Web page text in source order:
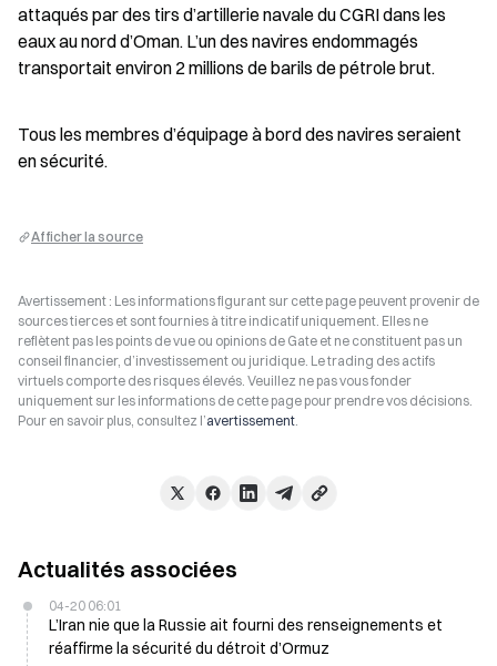
attaqués par des tirs d’artillerie navale du CGRI dans les
eaux au nord d’Oman. L’un des navires endommagés
transportait environ 2 millions de barils de pétrole brut.
Tous les membres d’équipage à bord des navires seraient
en sécurité.
Afficher la source
Avertissement : Les informations figurant sur cette page peuvent provenir de
sources tierces et sont fournies à titre indicatif uniquement. Elles ne
reflètent pas les points de vue ou opinions de Gate et ne constituent pas un
conseil financier, d’investissement ou juridique. Le trading des actifs
virtuels comporte des risques élevés. Veuillez ne pas vous fonder
uniquement sur les informations de cette page pour prendre vos décisions.
Pour en savoir plus, consultez l’avertissement.
Actualités associées
04-20 06:01
L’Iran nie que la Russie ait fourni des renseignements et
réaffirme la sécurité du détroit d’Ormuz